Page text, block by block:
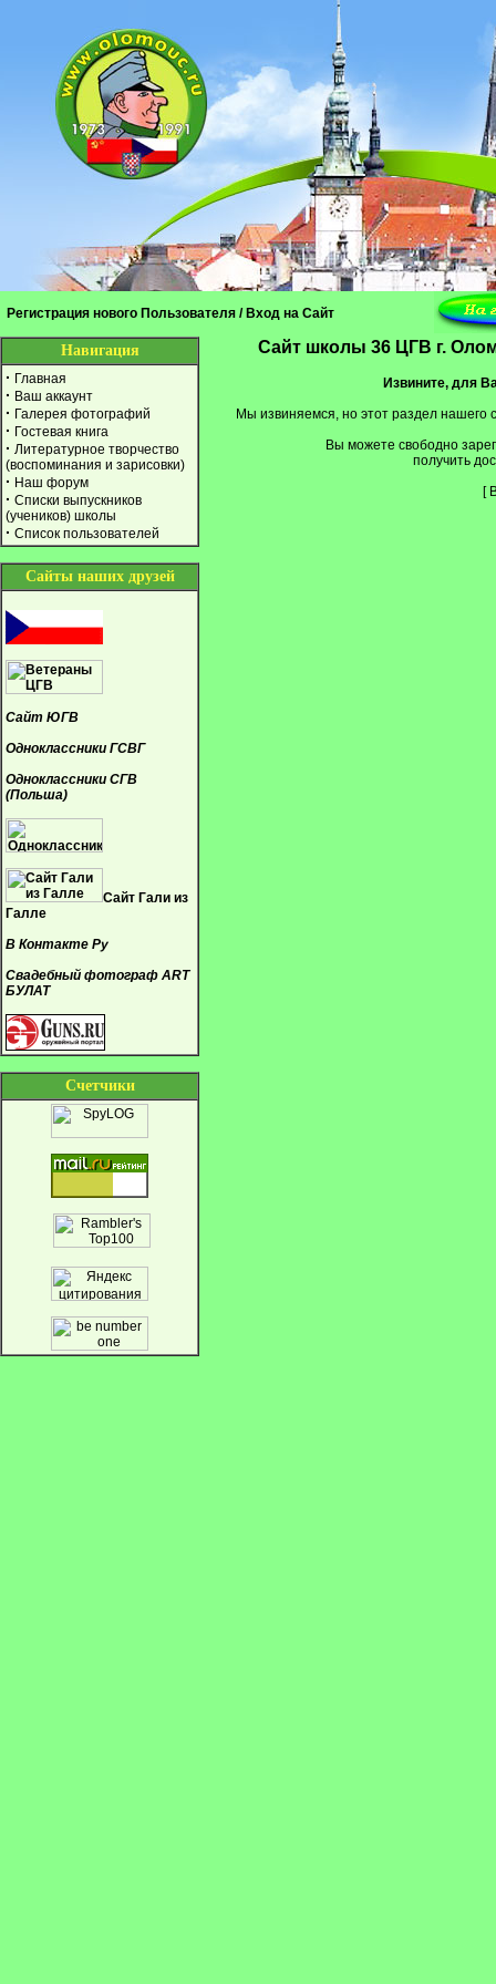
Регистрация нового Пользователя / Вход на Сайт
Навигация
· Главная
· Ваш аккаунт
· Галерея фотографий
· Гостевая книга
· Литературное творчество
(воспоминания и зарисовки)
· Наш форум
· Списки выпускников
(учеников) школы
· Список пользователей
Сайты наших друзей
Сайт ЮГВ
Одноклассники ГСВГ
Одноклассники СГВ
(Польша)
Сайт Гали из
Галле
В Контакте Ру
Свадебный фотограф ART
БУЛАТ
Cчетчики
Cайт школы 36 ЦГВ г.
Извините, для
Мы извиняемся, но этот раздел нашего
Вы можете свободно
получить
[